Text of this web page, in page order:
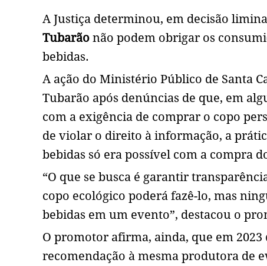
A Justiça determinou, em decisão
Tubarão não podem obrigar os
bebidas.
A ação do Ministério Público de Santa
Tubarão após denúncias de que, em
com a exigência de comprar o copo
de violar o direito à informação, a
bebidas só era possível com a compra
“O que se busca é garantir
copo ecológico poderá fazê-lo, mas
bebidas em um evento”, destacou o
O promotor afirma, ainda, que em
recomendação à mesma produtora de